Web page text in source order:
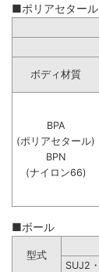
■ポリアセター
ボディ材質
BPA
(ポリアセタール)
BPN
(ナイロン66)
■ボール
型式
SUJ2